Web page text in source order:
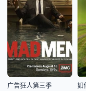
广告狂人第三季